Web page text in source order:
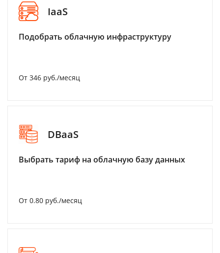
IaaS
Подобрать облачную инфраструктуру
От 346 руб./месяц
DBaaS
Выбрать тариф на облачную базу данных
От 0.80 руб./месяц